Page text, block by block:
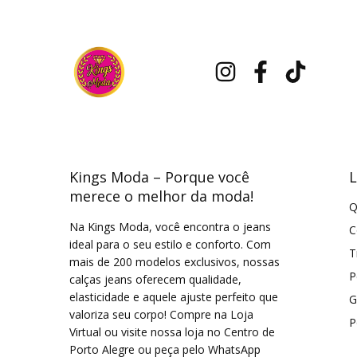
Kings Moda – Porque você
merece o melhor da moda!
Na Kings Moda, você encontra o jeans
ideal para o seu estilo e conforto. Com
mais de 200 modelos exclusivos, nossas
calças jeans oferecem qualidade,
elasticidade e aquele ajuste perfeito que
valoriza seu corpo! Compre na Loja
Virtual ou visite nossa loja no Centro de
Porto Alegre ou peça pelo WhatsApp